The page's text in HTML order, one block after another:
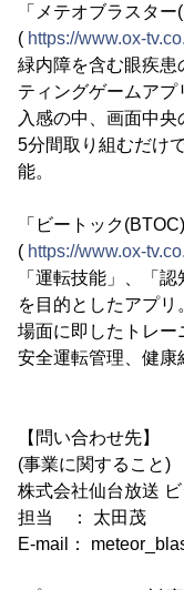
「メテオブラスタ
( https://www.ox-
緑内障を含む眼疾患
ティングゲームア
入感の中、画面中
5分間取り組むだけ
能。
「ビートック(BTOC)
( https://www.ox-
「運転技能」、「
を目的としたアプ
場面に即したトレー
安全運転管理、健康
【問い合わせ先】
(事業に関すること)
株式会社仙台放送
担当 ： 太田茂
E-mail：